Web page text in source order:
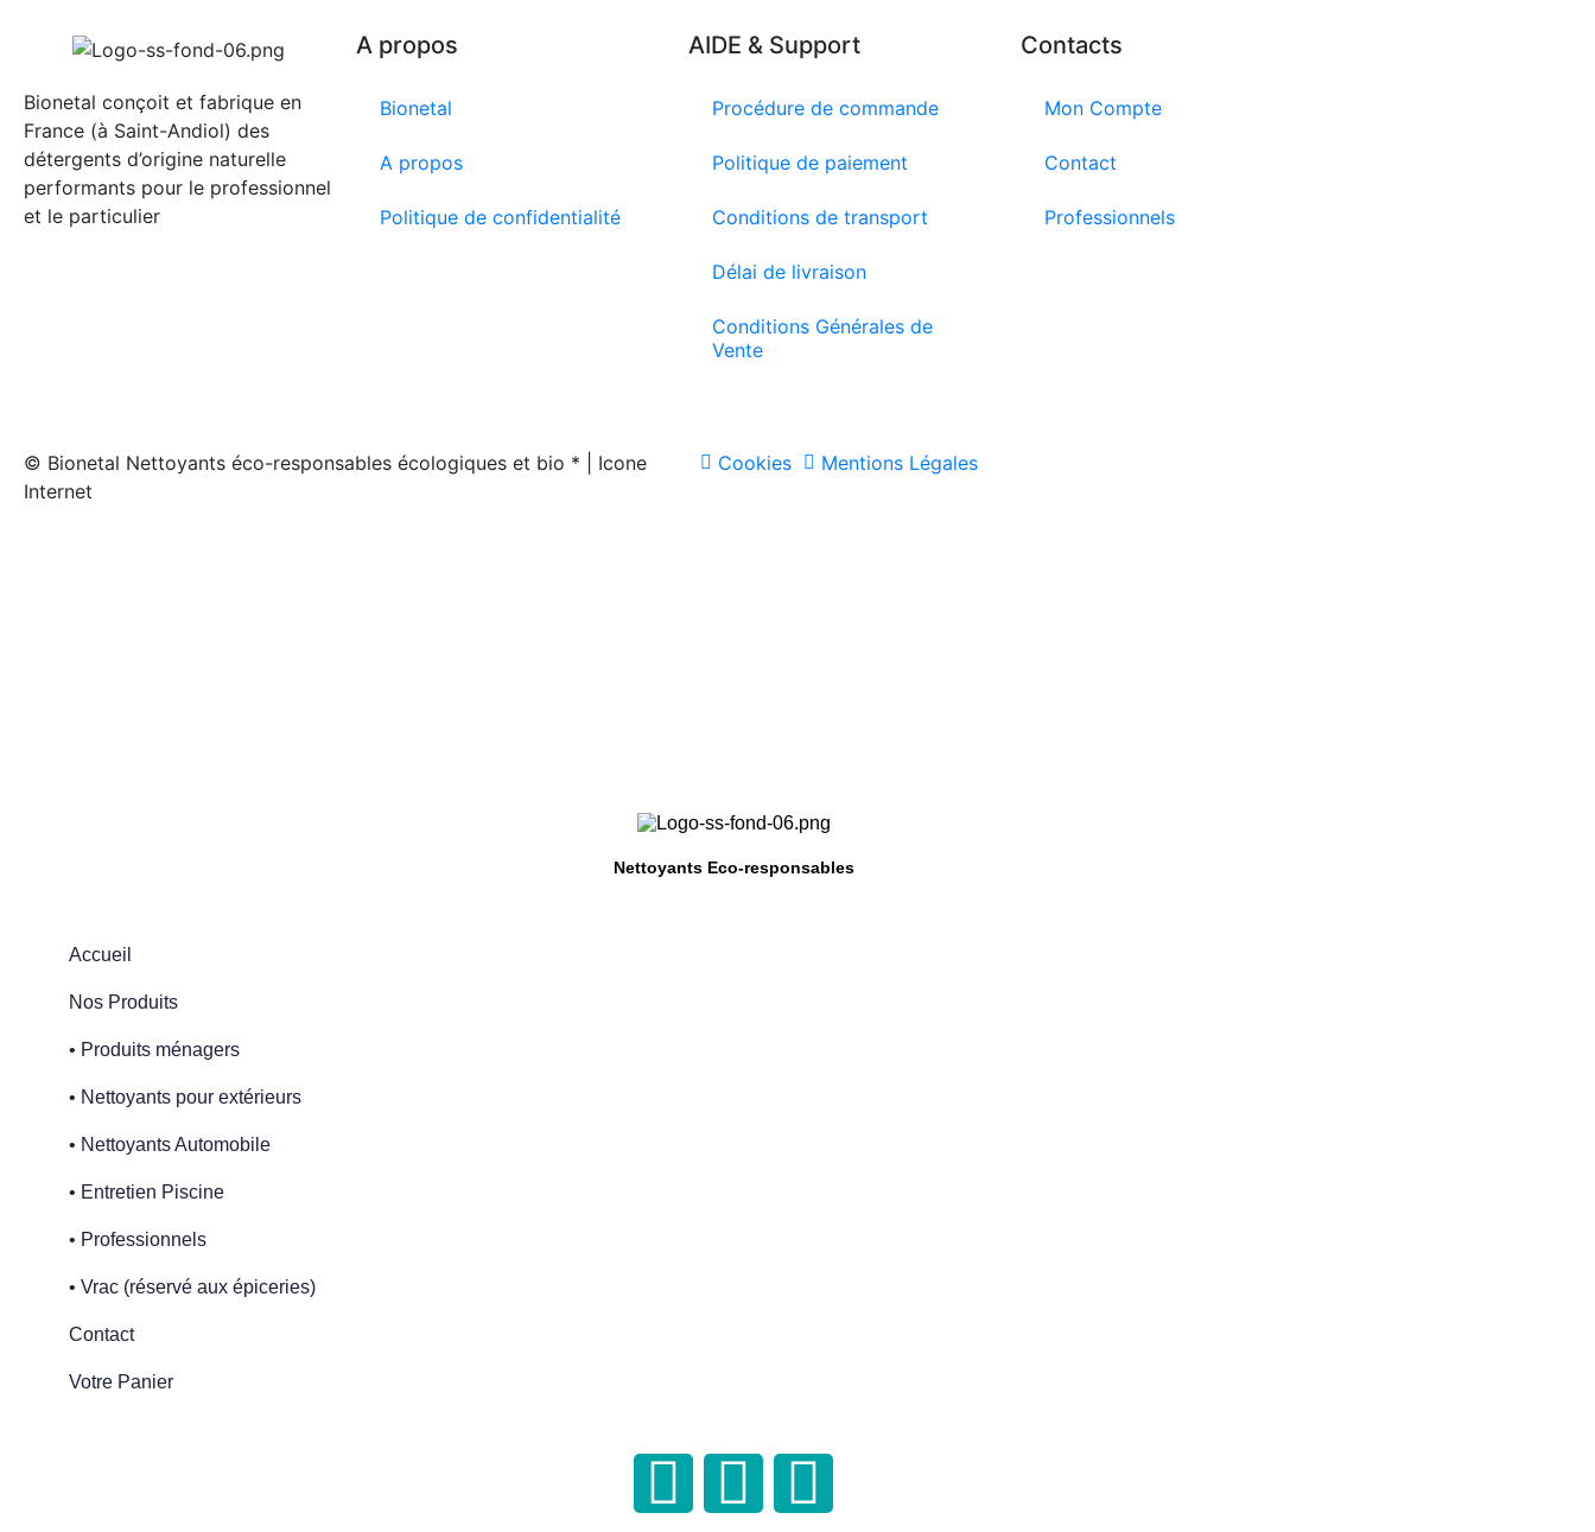
Bionetal conçoit et fabrique en
France (à Saint-Andiol) des
détergents d’origine naturelle
performants pour le professionnel
et le particulier
A propos
Bionetal
A propos
Politique de confidentialité
AIDE & Support
Procédure de commande
Politique de paiement
Conditions de transport
Délai de livraison
Conditions Générales de
Vente
Contacts
Mon Compte
Contact
Professionnels
© Bionetal Nettoyants éco-responsables écologiques et bio * | Icone
Internet
Cookies Mentions Légales
Nettoyants Eco-responsables
Accueil
Nos Produits
• Produits ménagers
• Nettoyants pour extérieurs
• Nettoyants Automobile
• Entretien Piscine
• Professionnels
• Vrac (réservé aux épiceries)
Contact
Votre Panier